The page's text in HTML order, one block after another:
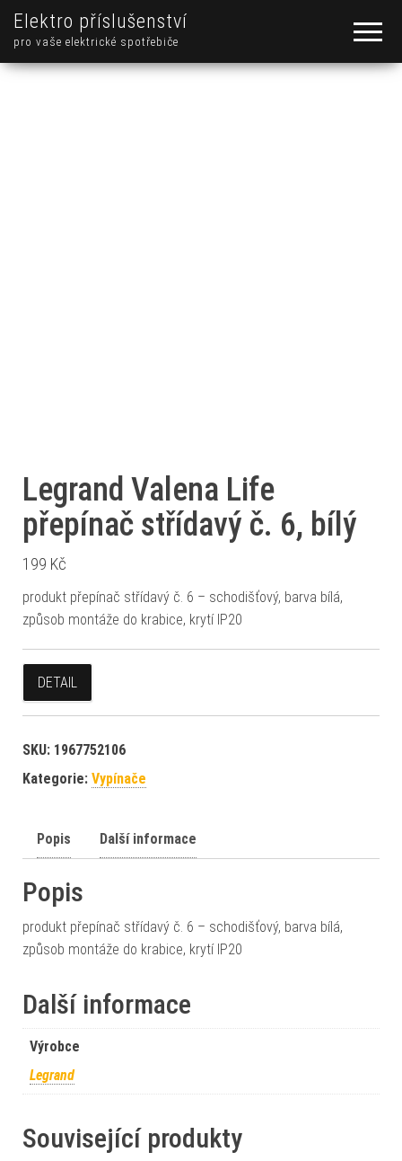
Elektro příslušenství
pro vaše elektrické spotřebiče
Legrand Valena Life
přepínač střídavý č. 6, bílý
199 Kč
produkt přepínač střídavý č. 6 – schodišťový, barva bílá,
způsob montáže do krabice, krytí IP20
DETAIL
SKU: 1967752106
Kategorie: Vypínače
Popis Další informace
Popis
produkt přepínač střídavý č. 6 – schodišťový, barva bílá,
způsob montáže do krabice, krytí IP20
Další informace
Výrobce
Legrand
Související produkty